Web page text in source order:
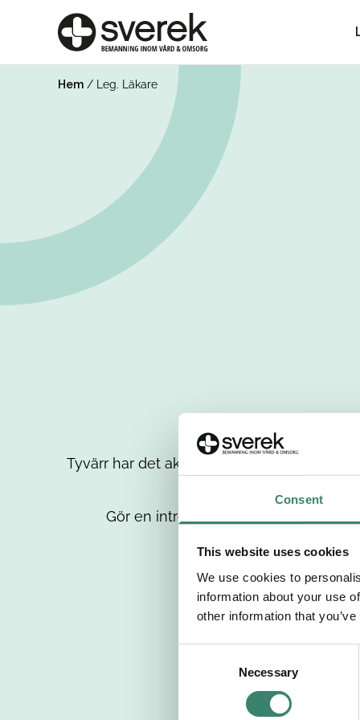
Consent
This website uses cookies
We use cookies to
information about your use
other information that
Necessary
Hem / Leg. Läkare
Tyvärr har det aktuella jobbet tagits bort
Gör en intresseanmälan så